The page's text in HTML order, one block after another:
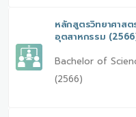
หลักสูตรวิทยาศาส
อุตสาหกรรม
Bachelor of
(2566)